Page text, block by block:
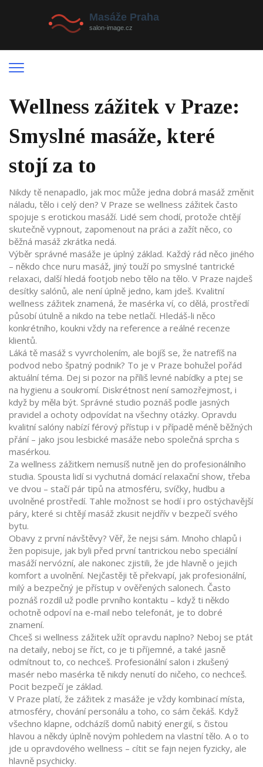
Wellness zážitek v Praze:
Smyslné masáže, které
stojí za to
Nikdy tě nenapadlo, jak moc může jedna dobrá masáž změnit
náladu, tělo i celý den? V Praze se wellness zážitek často
spojuje s erotickou masáží. Lidé sem chodí, protože chtějí
skutečně vypnout, zapomenout na práci a zažít něco, co
běžná masáž zkrátka nedá.
Výběr správné masáže je úplný základ. Každý rád něco jiného
– někdo chce nuru masáž, jiný touží po smyslné tantrické
relaxaci, další hledá footjob nebo tělo na tělo. V Praze najdeš
desítky salónů, ale není úplně jedno, kam jdeš. Kvalitní
wellness zážitek znamená, že masérka ví, co dělá, prostředí
působí útulně a nikdo na tebe netlačí. Hledáš-li něco
konkrétního, koukni vždy na reference a reálné recenze
klientů.
Láká tě masáž s vyvrcholením, ale bojíš se, že natrefíš na
podvod nebo špatný podnik? To je v Praze bohužel pořád
aktuální téma. Dej si pozor na příliš levné nabídky a ptej se
na hygienu a soukromí. Diskrétnost není samozřejmost, i
když by měla být. Správné studio poznáš podle jasných
pravidel a ochoty odpovídat na všechny otázky. Opravdu
kvalitní salóny nabízí férový přístup i v případě méně běžných
přání – jako jsou lesbické masáže nebo společná sprcha s
masérkou.
Za wellness zážitkem nemusíš nutně jen do profesionálního
studia. Spousta lidí si vychutná domácí relaxační show, třeba
ve dvou – stačí pár tipů na atmosféru, svíčky, hudbu a
uvolněné prostředí. Tahle možnost se hodí i pro ostýchavější
páry, které si chtějí masáž zkusit nejdřív v bezpečí svého
bytu.
Obavy z první návštěvy? Věř, že nejsi sám. Mnoho chlapů i
žen popisuje, jak byli před první tantrickou nebo speciální
masáží nervózní, ale nakonec zjistili, že jde hlavně o jejich
komfort a uvolnění. Nejčastěji tě překvapí, jak profesionální,
milý a bezpečný je přístup v ověřených salonech. Často
poznáš rozdíl už podle prvního kontaktu – když ti někdo
ochotně odpoví na e-mail nebo telefonát, je to dobré
znamení.
Chceš si wellness zážitek užít opravdu naplno? Neboj se ptát
na detaily, neboj se říct, co je ti příjemné, a také jasně
odmítnout to, co nechceš. Profesionální salon i zkušený
masér nebo masérka tě nikdy nenutí do ničeho, co nechceš.
Pocit bezpečí je základ.
V Praze platí, že zážitek z masáže je vždy kombinací místa,
atmosféry, chování personálu a toho, co sám čekáš. Když
všechno klapne, odcházíš domů nabitý energií, s čistou
hlavou a někdy úplně novým pohledem na vlastní tělo. A o to
jde u opravdového wellness – cítit se fajn nejen fyzicky, ale
hlavně psychicky.